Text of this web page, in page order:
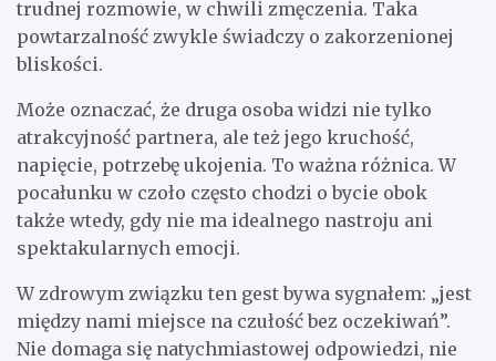
trudnej rozmowie, w chwili zmęczenia. Taka
powtarzalność zwykle świadczy o zakorzenionej
bliskości.
Może oznaczać, że druga osoba widzi nie tylko
atrakcyjność partnera, ale też jego kruchość,
napięcie, potrzebę ukojenia. To ważna różnica. W
pocałunku w czoło często chodzi o bycie obok
także wtedy, gdy nie ma idealnego nastroju ani
spektakularnych emocji.
W zdrowym związku ten gest bywa sygnałem: „jest
między nami miejsce na czułość bez oczekiwań”.
Nie domaga się natychmiastowej odpowiedzi, nie